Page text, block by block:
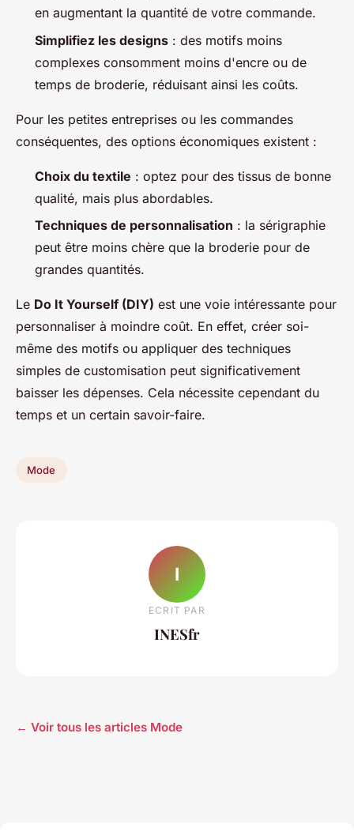
en augmentant la quantité de votre commande.
Simplifiez les designs : des motifs moins
complexes consomment moins d'encre ou de
temps de broderie, réduisant ainsi les coûts.
Pour les petites entreprises ou les commandes
conséquentes, des options économiques existent :
Choix du textile : optez pour des tissus de bonne
qualité, mais plus abordables.
Techniques de personnalisation : la sérigraphie
peut être moins chère que la broderie pour de
grandes quantités.
Le Do It Yourself (DIY) est une voie intéressante pour
personnaliser à moindre coût. En effet, créer soi-
même des motifs ou appliquer des techniques
simples de customisation peut significativement
baisser les dépenses. Cela nécessite cependant du
temps et un certain savoir-faire.
Mode
I
ECRIT PAR
INESfr
← Voir tous les articles Mode